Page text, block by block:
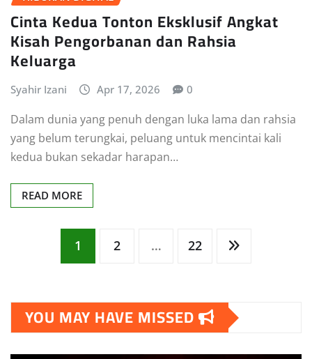
Cinta Kedua Tonton Eksklusif Angkat
Kisah Pengorbanan dan Rahsia
Keluarga
Syahir Izani Apr 17, 2026 0
Dalam dunia yang penuh dengan luka lama dan rahsia
yang belum terungkai, peluang untuk mencintai kali
kedua bukan sekadar harapan…
READ MORE
pagination
1 2 … 22
YOU MAY HAVE MISSED